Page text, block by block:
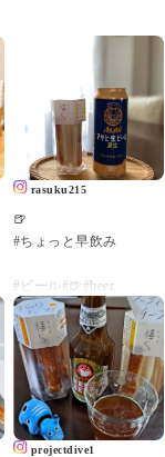
rasuku215
🍺
#ちょっと早飲み
#ビール#🍺#beer
#チーズステック
#アサヒ生ビール#黒生#
asahi#棒s#棒s元祖ステ
ィックチーズ #鮨蒲本舗
河内屋 #頂き物#練り製
品#暮らしのコト#暮ら
projectdive1